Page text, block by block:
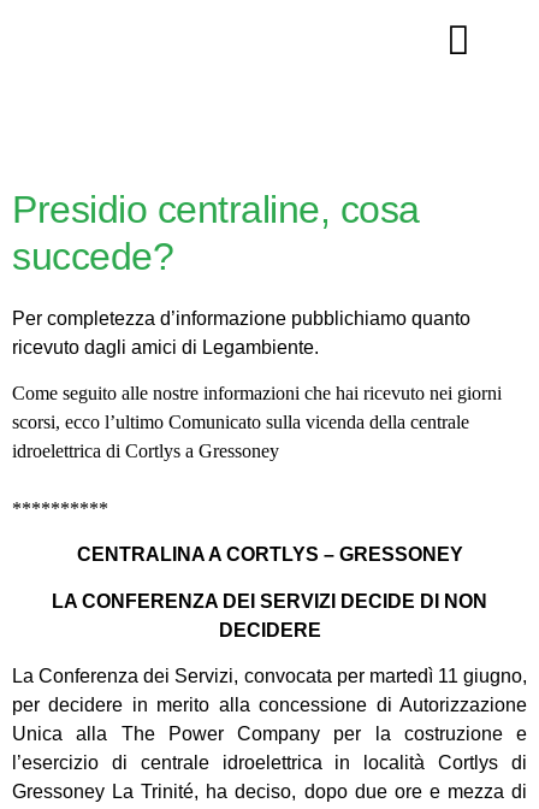
Presidio centraline, cosa
succede?
Per completezza d’informazione pubblichiamo quanto
ricevuto dagli amici di Legambiente.
Come seguito alle nostre informazioni che hai ricevuto nei giorni
scorsi, ecco l’ultimo Comunicato sulla vicenda della centrale
idroelettrica di Cortlys a Gressoney
**********
CENTRALINA A CORTLYS – GRESSONEY
LA CONFERENZA DEI SERVIZI DECIDE DI NON
DECIDERE
La Conferenza dei Servizi, convocata per martedì 11 giugno,
per decidere in merito alla concessione di Autorizzazione
Unica alla The Power Company per la costruzione e
l’esercizio di centrale idroelettrica in località Cortlys di
Gressoney La Trinité, ha deciso, dopo due ore e mezza di